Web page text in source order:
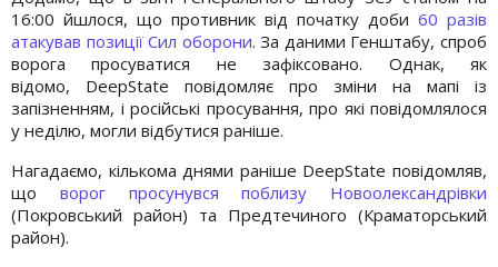
16:00 йшлося, що противник від початку доби 60 разів
атакував позиції Сил оборони. За даними Генштабу, спроб
ворога просуватися не зафіксовано. Однак, як
відомо, DeepState повідомляє про зміни на мапі із
запізненням, і російські просування, про які повідомлялося
у неділю, могли відбутися раніше.
Нагадаємо, кількома днями раніше DeepState повідомляв,
що ворог просунувся поблизу Новоолександрівки
(Покровський район) та Предтечиного (Краматорський
район).